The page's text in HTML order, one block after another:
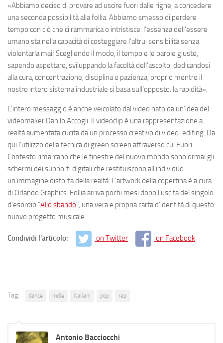
«Abbiamo deciso di provare ad uscire fuori dalle righe, a concedere
una seconda possibilità alla follia. Abbiamo smesso di perdere
tempo con ciò che ci rammarica o intristisce: l’essenza dell’essere
umano sta nella capacità di costeggiare l’altrui sensibilità senza
violentarla mai! Scegliendo il modo, il tempo e le parole giuste,
sapendo aspettare, sviluppando la facoltà dell’ascolto, dedicandosi
alla cura, concentrazione, disciplina e pazienza, proprio mentre il
nostro intero sistema industriale si basa sull’opposto: la rapidità».
L’intero messaggio è anche veicolato dal video nato da un’idea del
videomaker Danilo Accogli. Il videoclip è una rappresentazione a
realtà aumentata cucita da un processo creativo di video-editing. Da
qui l’utilizzo della tecnica di green screen attraverso cui Fuori
Contesto rimarcano che le finestre del nuovo mondo sono ormai gli
schermi dei supporti digitali che restituiscono all’individuo
un’immagine distorta della realtà. L’artwork della copertina è a cura
di Orlando Graphics. Folliaarriva pochi mesi dopo l’uscita del singolo
d’esordio “Allo sbando”, una vera e propria carta d’identità di questo
nuovo progetto musicale.
Condividi l'articolo: on Twitter on Facebook
Tag: dance indie italiani pop rap
Antonio Bacciocchi